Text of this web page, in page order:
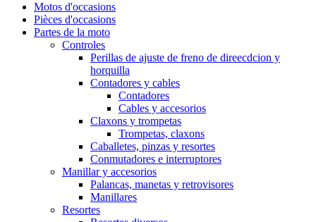
Motos d'occasions
Pièces d'occasions
Partes de la moto
Controles
Perillas de ajuste de freno de direecdcion y
horquilla
Contadores y cables
Contadores
Cables y accesorios
Claxons y trompetas
Trompetas, claxons
Caballetes, pinzas y resortes
Conmutadores e interruptores
Manillar y accesorios
Palancas, manetas y retrovisores
Manillares
Resortes